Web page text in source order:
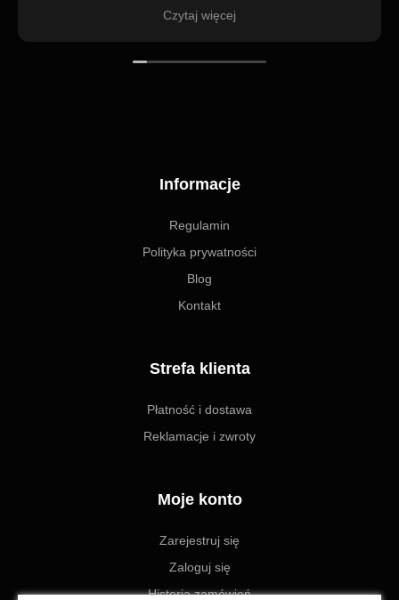
Czytaj więcej
Informacje
Regulamin
Polityka prywatności
Blog
Kontakt
Strefa klienta
Płatność i dostawa
Reklamacje i zwroty
Moje konto
Zarejestruj się
Zaloguj się
Historia zamówień